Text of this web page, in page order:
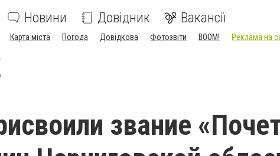
Новини Довідник Вакансії
Карта міста Погода Довідкова Фотозвіти BOOM! Реклама на
звание